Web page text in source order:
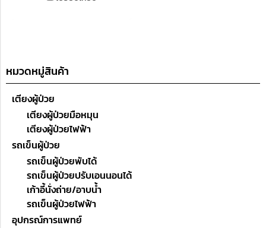
หมวดหมู่สินค้า
เตียงผู้ป่วย
เตียงผู้ป่วยมือหมุน
เตียงผู้ป่วยไฟฟ้า
รถเข็นผู้ป่วย
รถเข็นผู้ป่วยพับได้
รถเข็นผู้ป่วยปรับเอนนอนได้
เก้าอี้นั่งถ่าย/อาบน้ำ
รถเข็นผู้ป่วยไฟฟ้า
อุปกรณ์การแพทย์